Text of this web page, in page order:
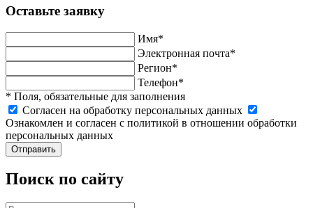
Оставьте заявку
Имя*
Электронная почта*
Регион*
Телефон*
* Поля, обязательные для заполнения
Cогласен на обработку персональных данных
Ознакомлен и согласен с политикой в отношении обработки
персональных данных
Отправить
Поиск по сайту